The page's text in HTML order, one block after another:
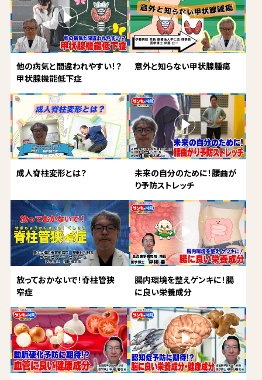
他の病気と間違われやすい！？
甲状腺機能低下症
意外と知らない甲状腺腫瘍
成人脊柱変形とは？
未来の自分のために！腰曲が
り予防ストレッチ
放っておかないで！脊柱管狭
窄症
腸内環境を整えゲンキに！腸
に良い栄養成分